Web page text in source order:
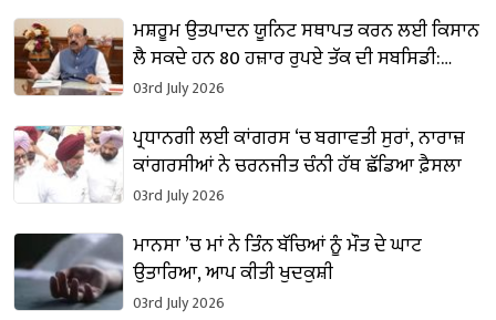
ਮਸ਼ਰੂਮ ਉਤਪਾਦਨ ਯੂਨਿਟ ਸਥਾਪਤ ਕਰਨ ਲਈ ਕਿਸਾਨ
ਲੈ ਸਕਦੇ ਹਨ 80 ਹਜ਼ਾਰ ਰੁਪਏ ਤੱਕ ਦੀ ਸਬਸਿਡੀ:
ਮੋਹਿੰਦਰ ਭਗਤ
03rd July 2026
ਪ੍ਰਧਾਨਗੀ ਲਈ ਕਾਂਗਰਸ ‘ਚ ਬਗਾਵਤੀ ਸੁਰਾਂ, ਨਾਰਾਜ਼
ਕਾਂਗਰਸੀਆਂ ਨੇ ਚਰਨਜੀਤ ਚੰਨੀ ਹੱਥ ਛੱਡਿਆ ਫ਼ੈਸਲਾ
03rd July 2026
ਮਾਨਸਾ ’ਚ ਮਾਂ ਨੇ ਤਿੰਨ ਬੱਚਿਆਂ ਨੂੰ ਮੌਤ ਦੇ ਘਾਟ
ਉਤਾਰਿਆ, ਆਪ ਕੀਤੀ ਖੁਦਕੁਸ਼ੀ
03rd July 2026